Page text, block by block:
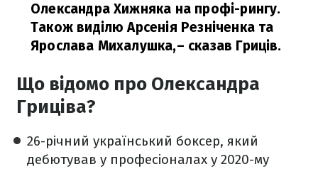
Олександра Хижняка на профі-рингу.
Також виділю Арсенія Резніченка та
Ярослава Михалушка,– сказав Гриців.
Що відомо про Олександра
Гриціва?
26-річний український боксер, який
дебютував у професіоналах у 2020-му